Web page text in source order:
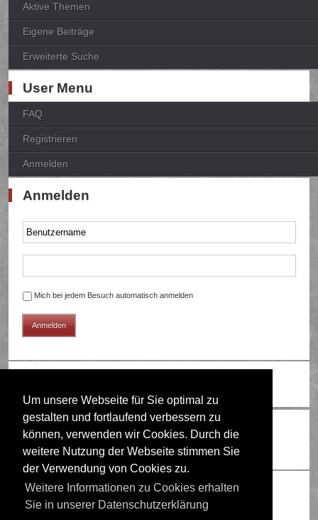
Um unsere Webseite für Sie optimal zu
gestalten und fortlaufend verbessern zu
können, verwenden wir Cookies. Durch die
weitere Nutzung der Webseite stimmen Sie
der Verwendung von Cookies zu.
Weitere Informationen zu Cookies erhalten
Sie in unserer Datenschutzerklärung
Aktive Themen
Eigene Beiträge
Erweiterte Suche
User Menu
FAQ
Registrieren
Anmelden
Anmelden
Mich bei jedem Besuch automatisch anmelden
Wer ist online?
Mitglieder in diesem Forum: 0 Mitglieder und 1 Gast
Berechtigungen in diesem Forum
Du darfstkeineneuen Themen in diesem Forum erstellen.